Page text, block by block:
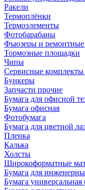
Ракели
Термоплёнки
Термоэлементы
Фотобарабаны
Фьюзеры и ремонтные
Тормозные площадки
Чипы
Сервисные комплекты
Бункеры
Запчасти прочие
Бумага для офисной
Бумага офисная
Фотобумага
Бумага для цветной
Пленка
Калька
Холсты
Широкоформатные
Бумага для
Бумага универсальная